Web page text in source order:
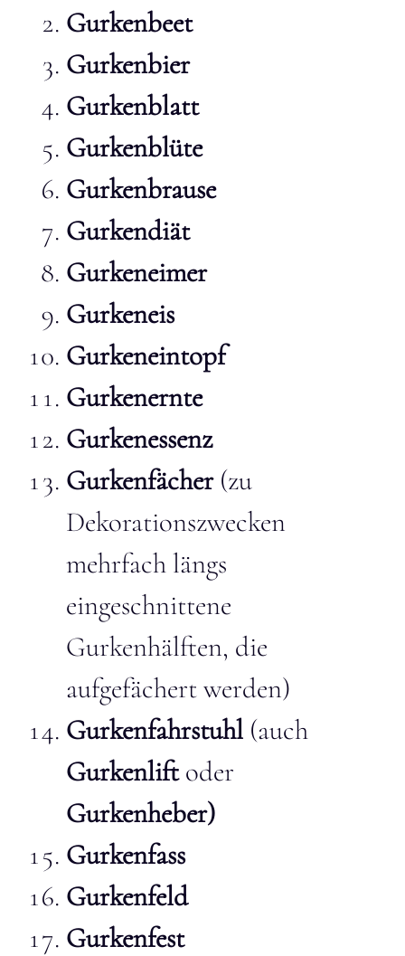
Gurkenbeet
Gurkenbier
Gurkenblatt
Gurkenblüte
Gurkenbrause
Gurkendiät
Gurkeneimer
Gurkeneis
Gurkeneintopf
Gurkenernte
Gurkenessenz
Gurkenfächer(zu
Dekorationszwecken
mehrfach längs
eingeschnittene
Gurkenhälften, die
aufgefächert werden)
Gurkenfahrstuhl (auch
Gurkenliftoder
Gurkenheber)
Gurkenfass
Gurkenfeld
Gurkenfest